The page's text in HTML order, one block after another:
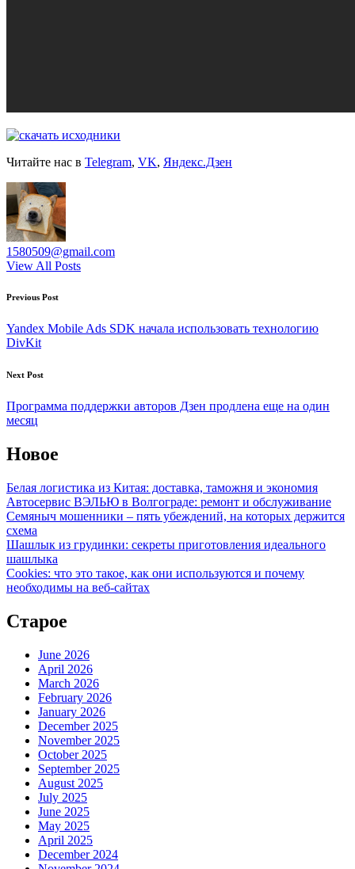
Читайте нас в Telegram, VK, Яндекс.Дзен
1580509@gmail.com
View All Posts
Post
navigation
Previous Post
Yandex Mobile Ads SDK начала использовать технологию
DivKit
Next Post
Программа поддержки авторов Дзен продлена еще на один
месяц
Новое
Белая логистика из Китая: доставка, таможня и экономия
Автосервис ВЭЛЬЮ в Волгограде: ремонт и обслуживание
Семяныч мошенники – пять убеждений, на которых держится
схема
Шашлык из грудинки: секреты приготовления идеального
шашлыка
Cookies: что это такое, как они используются и почему
необходимы на веб-сайтах
Старое
June 2026
April 2026
March 2026
February 2026
January 2026
December 2025
November 2025
October 2025
September 2025
August 2025
July 2025
June 2025
May 2025
April 2025
December 2024